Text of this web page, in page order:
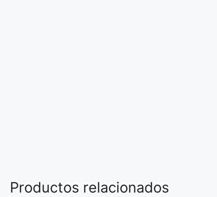
Productos relacionados